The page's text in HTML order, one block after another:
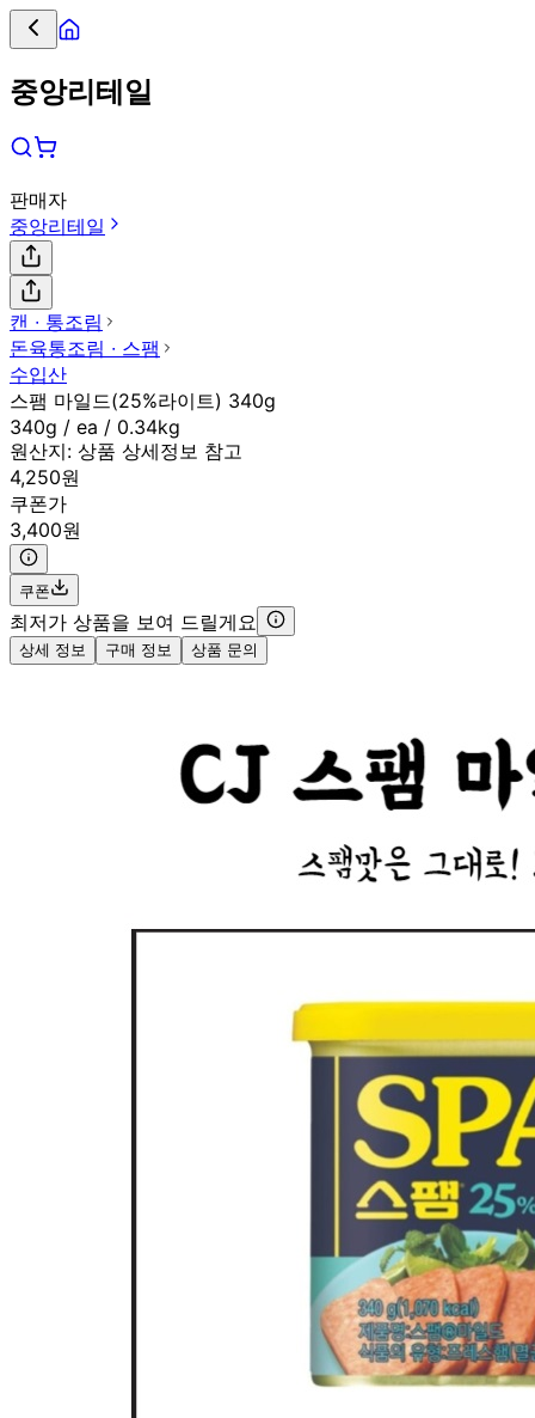
중앙리테일
판매자
중앙리테일
캔 ∙ 통조림
돈육통조림 ∙ 스팸
수입산
스팸 마일드(25%라이트) 340g
340g / ea / 0.34kg
원산지: 상품 상세정보 참고
4,250원
쿠폰가
3,400원
쿠폰
최저가 상품을 보여 드릴게요
상세 정보 구매 정보 상품 문의